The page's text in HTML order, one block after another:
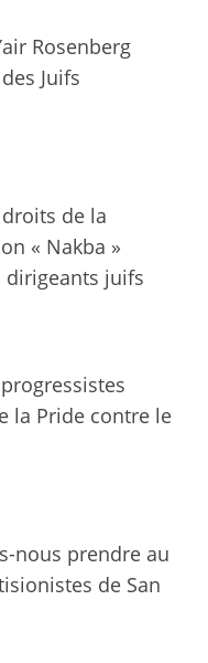
Rosenberg
Juifs
de la
« Nakba »
dirigeants juifs
la Pride contre le
nous prendre au
de San